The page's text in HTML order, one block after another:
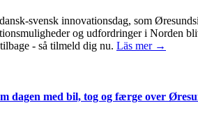
svensk innovationsdag, som
og udfordringer i
- så tilmeld dig nu. Läs mer →
dagen med bil, tog og færge over